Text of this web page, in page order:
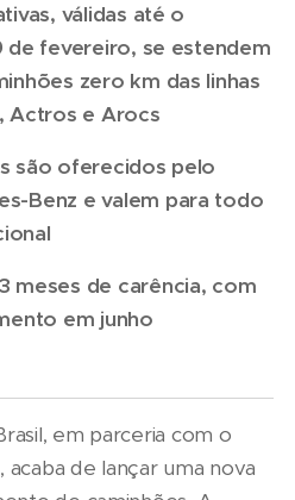
válidas até o
de fevereiro, se estendem
zero km das linhas
Actros e Arocs
são oferecidos pelo
Benz e valem para todo
meses de carência, com
em junho
em parceria com o
de lançar uma nova